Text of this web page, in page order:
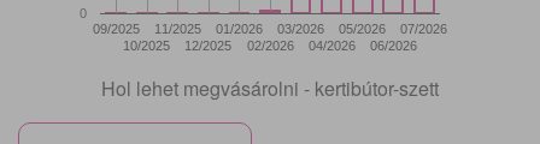
09/2025
10/2025
11/2025
12/2025
01/2026
02/2026
03/2026
04/2026
05/2026
06/2026
07/2026
0
Hol lehet megvásárolni - kertibútor-szett